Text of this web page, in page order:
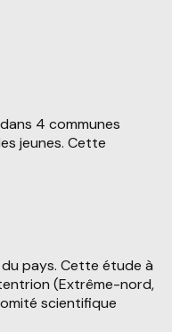
4 communes
jeunes. Cette
pays. Cette étude à
(Extrême-nord,
scientifique